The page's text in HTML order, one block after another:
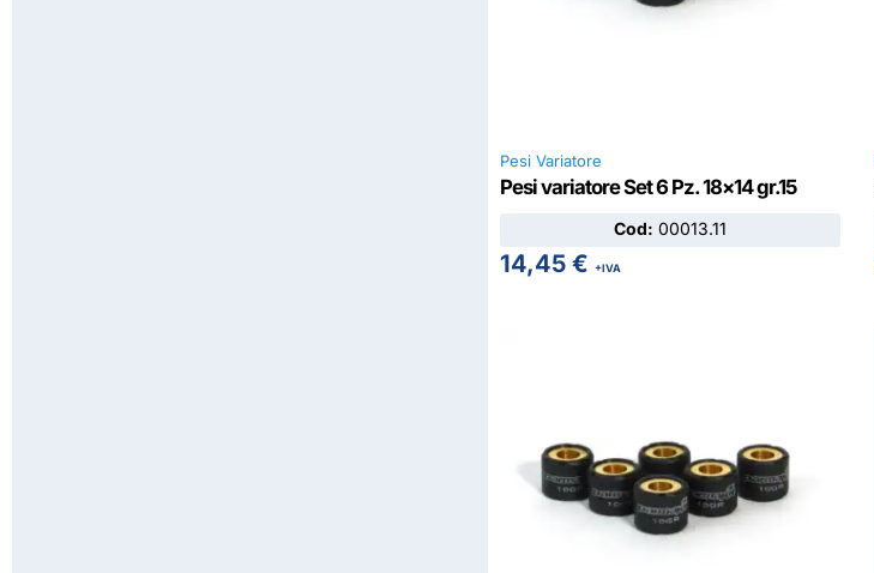
Pesi Variatore
Pesi variatore Set 6 Pz. 18×14 gr.15
Cod: 00013.11
14,45€ +IVA